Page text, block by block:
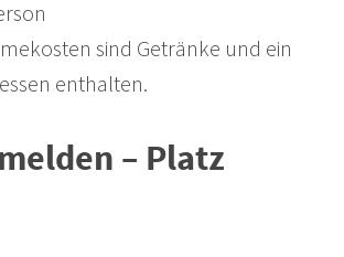
sind Getränke und ein
enthalten.
– Platz